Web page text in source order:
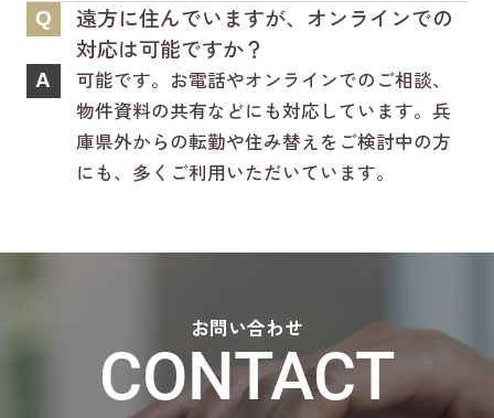
Q
遠方に住んでいますが、オンラインでの
対応は可能ですか？
A
可能です。お電話やオンラインでのご相談、
物件資料の共有などにも対応しています。兵
庫県外からの転勤や住み替えをご検討中の方
にも、多くご利用いただいています。
お問い合わせ
CONTACT